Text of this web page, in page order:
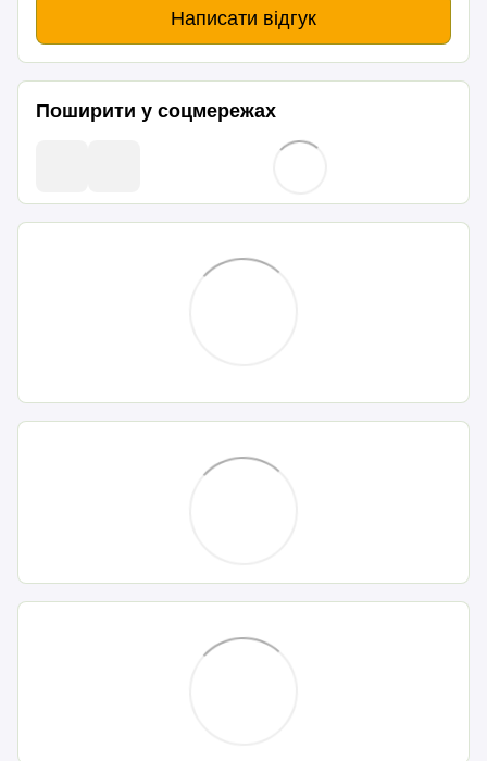
Написати відгук
Поширити у соцмережах